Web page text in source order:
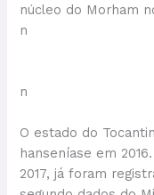
núcleo do Morham
n
n
O estado do
hanseníase em
2017, já foram